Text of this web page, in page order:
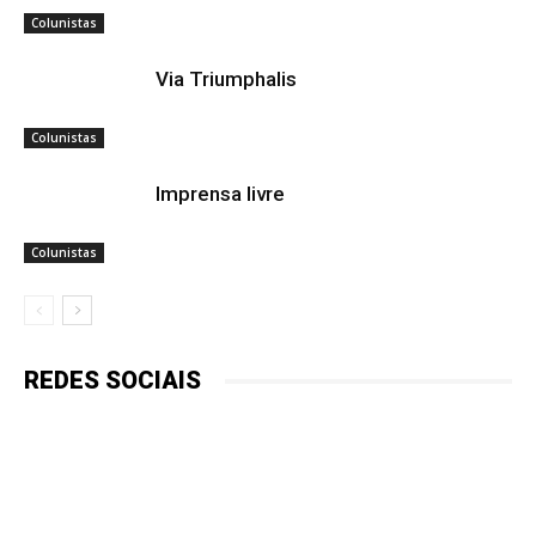
Colunistas
Colunistas
Via Triumphalis
Colunistas
Imprensa livre
REDES SOCIAIS